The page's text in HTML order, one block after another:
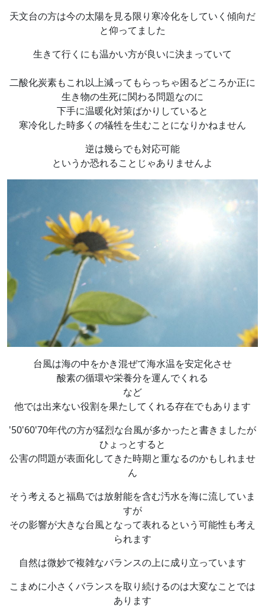
天文台の方は今の太陽を見る限り寒冷化をしていく傾向だ
と仰ってました
生きて行くにも温かい方が良いに決まっていて
二酸化炭素もこれ以上減ってもらっちゃ困るどころか正に
生き物の生死に関わる問題なのに
下手に温暖化対策ばかりしていると
寒冷化した時多くの犠牲を生むことになりかねません
逆は幾らでも対応可能
というか恐れることじゃありませんよ
台風は海の中をかき混ぜて海水温を安定化させ
酸素の循環や栄養分を運んでくれる
など
他では出来ない役割を果たしてくれる存在でもあります
'50'60'70年代の方が猛烈な台風が多かったと書きましたが
ひょっとすると
公害の問題が表面化してきた時期と重なるのかもしれませ
ん
そう考えると福島では放射能を含む汚水を海に流していま
すが
その影響が大きな台風となって表れるという可能性も考え
られます
自然は微妙で複雑なバランスの上に成り立っています
こまめに小さくバランスを取り続けるのは大変なことでは
あります